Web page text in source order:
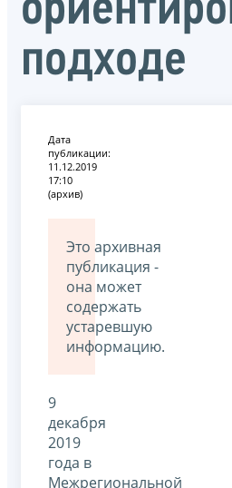
подходе
Дата
публикации:
11.12.2019
17:10
(архив)
Это архивная
публикация -
она может
содержать
устаревшую
информацию.
9
декабря
2019
года в
Межрегиональной